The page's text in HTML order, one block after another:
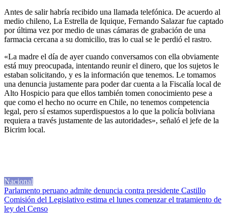
Antes de salir habría recibido una llamada telefónica. De acuerdo al
medio chileno, La Estrella de Iquique, Fernando Salazar fue captado
por última vez por medio de unas cámaras de grabación de una
farmacia cercana a su domicilio, tras lo cual se le perdió el rastro.
«La madre el día de ayer cuando conversamos con ella obviamente
está muy preocupada, intentando reunir el dinero, que los sujetos le
estaban solicitando, y es la información que tenemos. Le tomamos
una denuncia justamente para poder dar cuenta a la Fiscalía local de
Alto Hospicio para que ellos también tomen conocimiento pese a
que como el hecho no ocurre en Chile, no tenemos competencia
legal, pero sí estamos superdispuestos a lo que la policía boliviana
requiera a través justamente de las autoridades», señaló el jefe de la
Bicrim local.
Nacional
Navegación
de
Parlamento peruano admite denuncia contra presidente Castillo
Comisión del Legislativo estima el lunes comenzar el tratamiento de
ley del Censo